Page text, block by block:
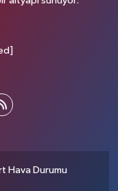
Hava Durumu